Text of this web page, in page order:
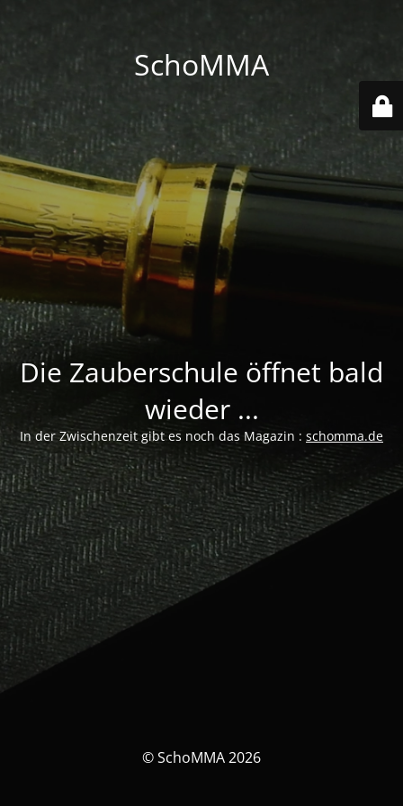
SchoMMA
Die Zauberschule öffnet bald
wieder ...
In der Zwischenzeit gibt es noch das Magazin : schomma.de
© SchoMMA 2026